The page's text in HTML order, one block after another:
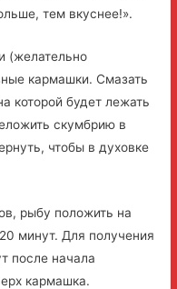
тем вкуснее!».
(желательно
кармашки. Смазать
которой будет лежать
скумбрию в
чтобы в духовке
рыбу положить на
минут. Для получения
после начала
кармашка.